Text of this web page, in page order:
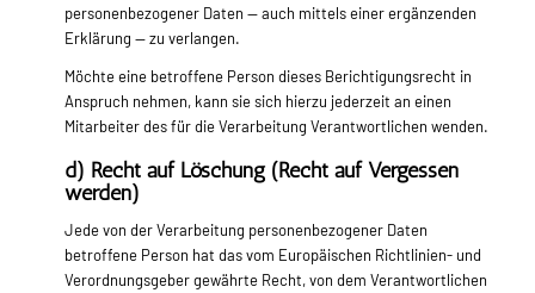
personenbezogener Daten — auch mittels einer ergänzenden
Erklärung — zu verlangen.
Möchte eine betroffene Person dieses Berichtigungsrecht in
Anspruch nehmen, kann sie sich hierzu jederzeit an einen
Mitarbeiter des für die Verarbeitung Verantwortlichen wenden.
d) Recht auf Löschung (Recht auf Vergessen
werden)
Jede von der Verarbeitung personenbezogener Daten
betroffene Person hat das vom Europäischen Richtlinien- und
Verordnungsgeber gewährte Recht, von dem Verantwortlichen